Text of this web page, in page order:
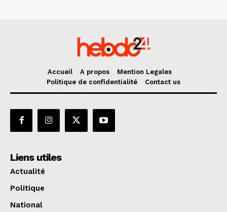
Accueil A propos
Mention Legales
Politique de confidentialité
Contact us
Liens utiles
Actualité
Politique
National